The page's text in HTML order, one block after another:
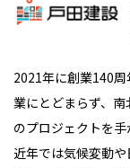
2021年に創業140
業にとどまらず、南
のプロジェクトを手
近年では気候変動